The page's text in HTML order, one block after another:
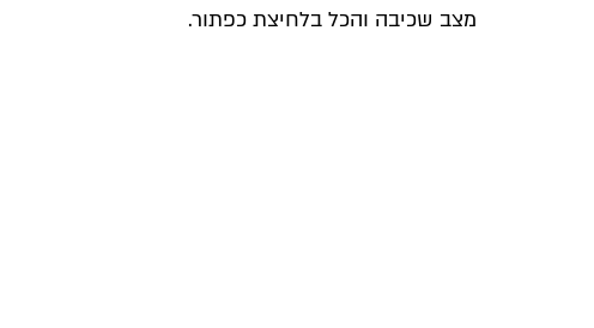
מצב שכיבה והכל בלחיצת כפתור.